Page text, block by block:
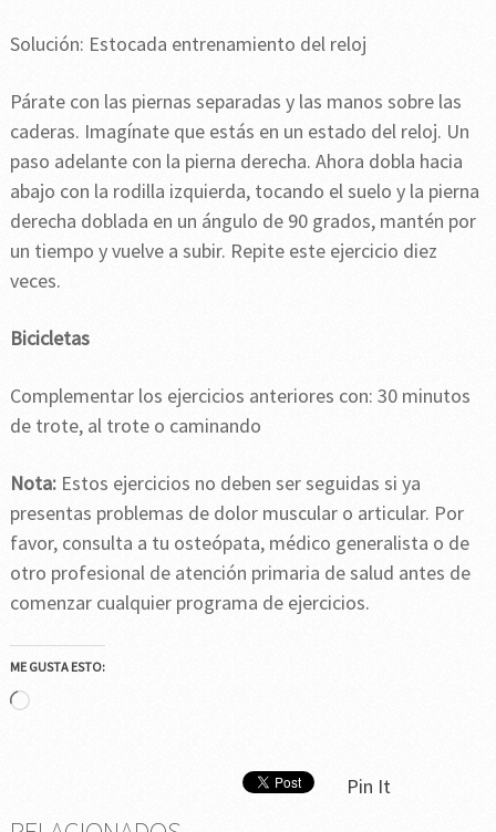
Solución: Estocada entrenamiento del reloj
Párate con las piernas separadas y las manos sobre las
caderas. Imagínate que estás en un estado del reloj. Un
paso adelante con la pierna derecha. Ahora dobla hacia
abajo con la rodilla izquierda, tocando el suelo y la pierna
derecha doblada en un ángulo de 90 grados, mantén por
un tiempo y vuelve a subir. Repite este ejercicio diez
veces.
Bicicletas
Complementar los ejercicios anteriores con: 30 minutos
de trote, al trote o caminando
Nota:Estos ejercicios no deben ser seguidas si ya
presentas problemas de dolor muscular o articular. Por
favor, consulta a tu osteópata, médico generalista o de
otro profesional de atención primaria de salud antes de
comenzar cualquier programa de ejercicios.
ME GUSTA ESTO:
Cargando...
Pin It